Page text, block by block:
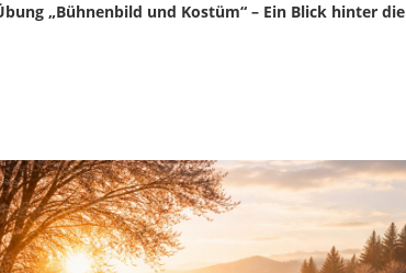
„Bühnenbild und Kostüm“ – Ein Blick hinter die